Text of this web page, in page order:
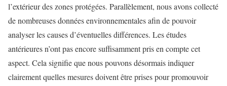
l’extérieur des zones protégées. Parallèlement, nous avons collecté
de nombreuses données environnementales afin de pouvoir
analyser les causes d’éventuelles différences. Les études
antérieures n’ont pas encore suffisamment pris en compte cet
aspect. Cela signifie que nous pouvons désormais indiquer
clairement quelles mesures doivent être prises pour promouvoir